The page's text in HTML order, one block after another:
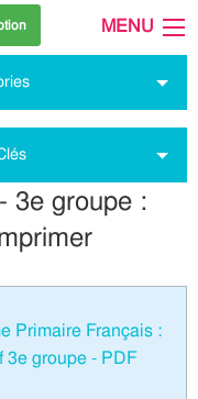
MENU
3e groupe :
Primaire Français :
3e groupe - PDF